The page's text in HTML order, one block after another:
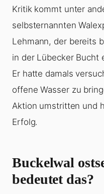
Kritik kommt unter
selbsternannten
Lehmann, der bereits
in der Lübecker Bucht
Er hatte damals
offene Wasser zu
Aktion umstritten und
Erfolg.
Buckelwal
bedeutet das?